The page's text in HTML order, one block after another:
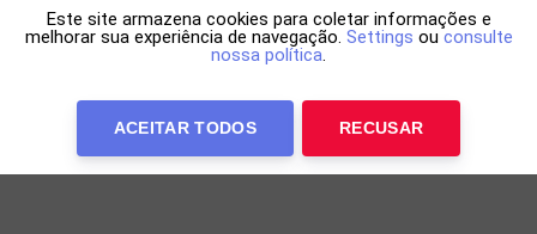
Este site armazena cookies para coletar informações e
melhorar sua experiência de navegação. Settings ou consulte
nossa política.
ACEITAR TODOS RECUSAR